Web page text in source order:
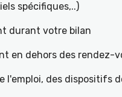
spécifiques,..)
durant votre bilan
en dehors des rendez-
l'emploi, des